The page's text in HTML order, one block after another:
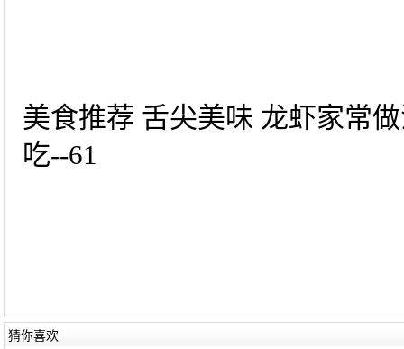
美食推荐 舌尖美味 龙虾家常
吃--61
猜你喜欢